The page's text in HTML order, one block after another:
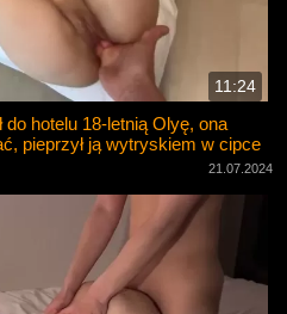
11:24
do hotelu 18-letnią Olyę, ona
pieprzył ją wytryskiem w cipce
21.07.2024